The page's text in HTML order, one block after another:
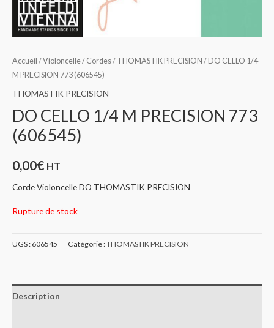
Accueil /Violoncelle/ Cordes/ THOMASTIK PRECISION / DO CELLO 1/4
M PRECISION 773 (606545)
THOMASTIK PRECISION
DO CELLO 1/4 M PRECISION 773
(606545)
0,00€ HT
Corde Violoncelle DO THOMASTIK PRECISION
Rupture de stock
UGS : 606545 Catégorie :THOMASTIK PRECISION
Description